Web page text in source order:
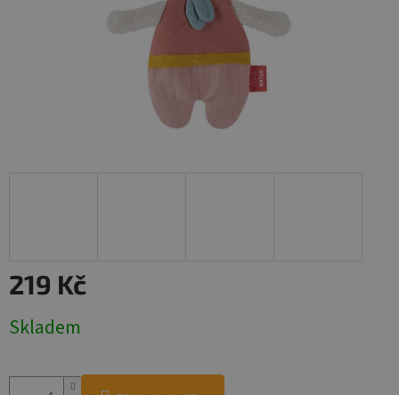
219 Kč
cena:
Skladem